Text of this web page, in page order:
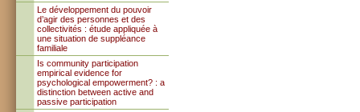
Le développement du pouvoir
d’agir des personnes et des
collectivités : étude appliquée à
une situation de suppléance
familiale
Is community participation
empirical evidence for
psychological empowerment? : a
distinction between active and
passive participation